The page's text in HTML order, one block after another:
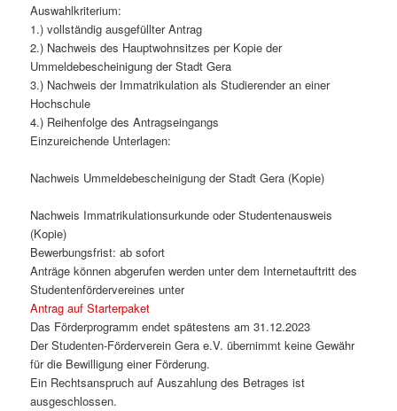
Auswahlkriterium:
1.) vollständig ausgefüllter Antrag
2.) Nachweis des Hauptwohnsitzes per Kopie der
Ummeldebescheinigung der Stadt Gera
3.) Nachweis der Immatrikulation als Studierender an einer
Hochschule
4.) Reihenfolge des Antragseingangs
Einzureichende Unterlagen:
Nachweis Ummeldebescheinigung der Stadt Gera (Kopie)
Nachweis Immatrikulationsurkunde oder Studentenausweis
(Kopie)
Bewerbungsfrist: ab sofort
Anträge können abgerufen werden unter dem Internetauftritt des
Studentenfördervereines unter
Antrag auf Starterpaket
Das Förderprogramm endet spätestens am 31.12.2023
Der Studenten-Förderverein Gera e.V. übernimmt keine Gewähr
für die Bewilligung einer Förderung.
Ein Rechtsanspruch auf Auszahlung des Betrages ist
ausgeschlossen.